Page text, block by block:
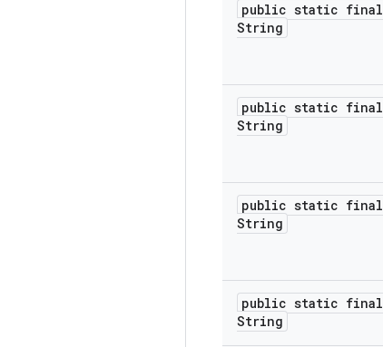
public static final
String
public static final
String
public static final
String
public static final
String